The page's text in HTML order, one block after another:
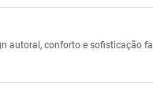
autoral, conforto e sofisticação